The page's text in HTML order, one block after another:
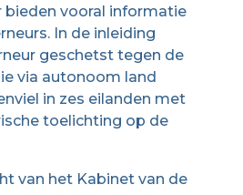
bieden vooral informatie
In de inleiding
geschetst tegen de
via autonoom land
in zes eilanden met
toelichting op de
van het Kabinet van de